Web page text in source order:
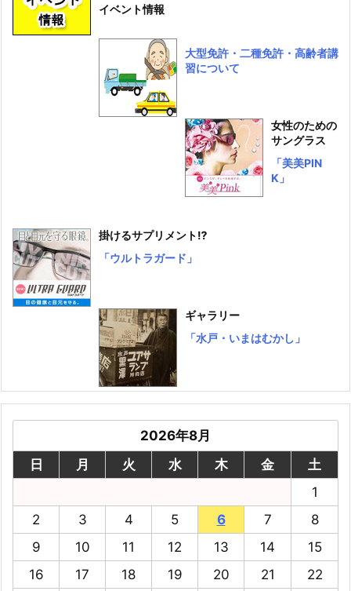
イベント情報
大型免許・二種免許・高齢者講
習について
女性のための
サングラス
「美美PIN
K」
掛けるサプリメント⁉
「ウルトラガード」
ギャラリー
「水戸・いまはむかし」
2026年8月
日
月 火 水 木 金
土
1
2
3 4 5 6 7
8
9
10 11 12 13 14
15
16
17 18 19 20 21
22